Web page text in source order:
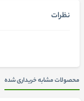
نظرات
محصولات مشابه خریداری شده